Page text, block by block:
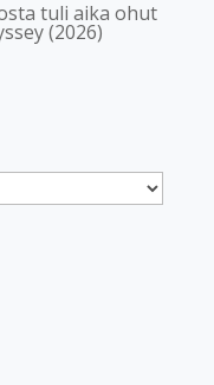
tuli aika ohut
(2026)